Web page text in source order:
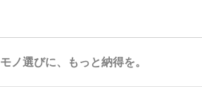
モノ選びに、もっと納得を。